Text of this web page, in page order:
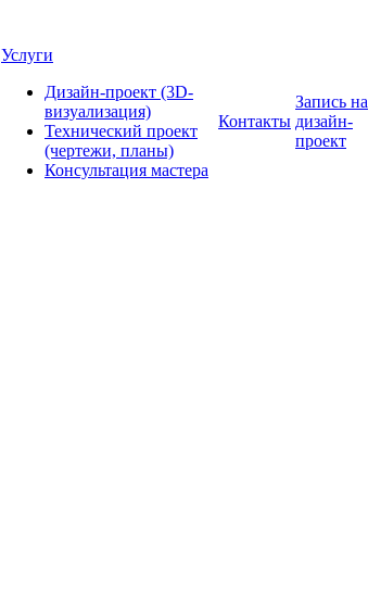
Услуги
Дизайн-проект (3D-
визуализация)
Технический проект
(чертежи, планы)
Консультация мастера
Контакты
Запись на
дизайн-
проект